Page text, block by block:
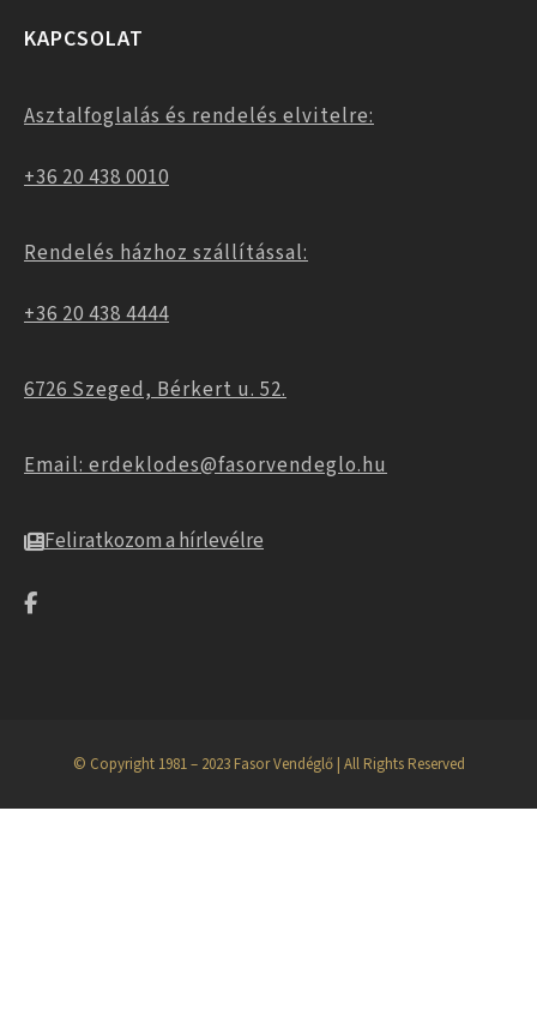
KAPCSOLAT
Asztalfoglalás és rendelés elvitelre:
+36 20 438 0010
Rendelés házhoz szállítással:
+36 20 438 4444
6726 Szeged, Bérkert u. 52.
Email: erdeklodes@fasorvendeglo.hu
Feliratkozom a hírlevélre
© Copyright 1981 – 2023 Fasor Vendéglő | All Rights Reserved